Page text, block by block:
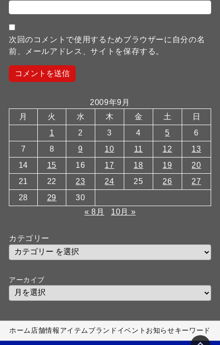
次回のコメントで使用するためブラウザーに自分の名
前、メールアドレス、サイトを保存する。
2009年9月
月
火 水 木 金 土
日
1
2 3 4 5
6
7
8 9 10 11 12
13
14
15 16 17 18 19
20
21
22 23 24 25 26
27
28
29
30
« 8月
10月 »
カテゴリー
アーカイブ
ホーム 店舗情報アイテムブランド イベント お知らせキーワード